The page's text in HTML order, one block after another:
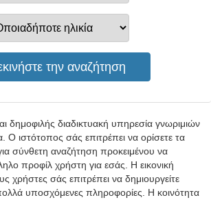
δημοφιλής διαδικτυακή υπηρεσία γνωριμιών
Ο ιστότοπος σάς επιτρέπει να ορίσετε τα
σύνθετη αναζήτηση προκειμένου να
προφίλ χρήστη για εσάς. Η εικονική
χρήστες σάς επιτρέπει να δημιουργείτε
υποσχόμενες πληροφορίες. Η κοινότητα